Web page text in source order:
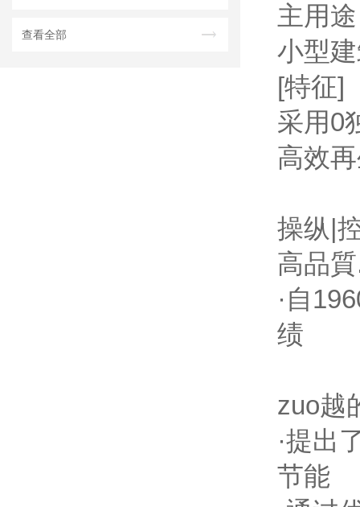
查看全部
主用途
小型
[特征]
采用0
高效
操纵|
高品
·自
绩
zuo越
·提出
节能